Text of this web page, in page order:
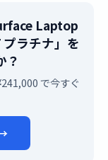
Laptop
ラチナ」を
？
で今すぐ